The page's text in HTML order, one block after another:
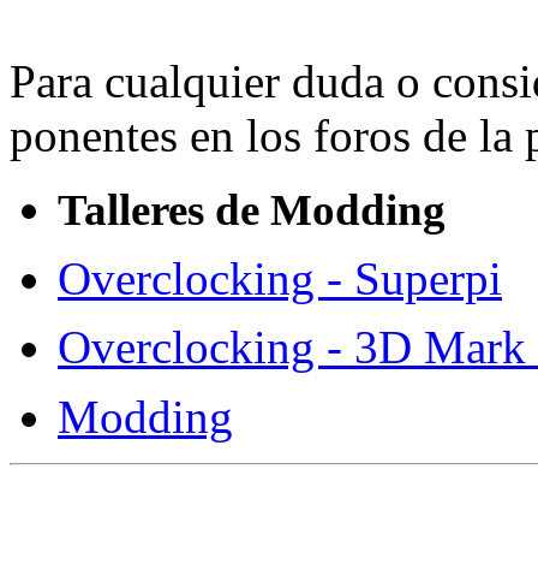
Para cualquier duda o
ponentes en los foros de la
Talleres de Modding
Overclocking - Superpi
Overclocking - 3D Mark
Modding